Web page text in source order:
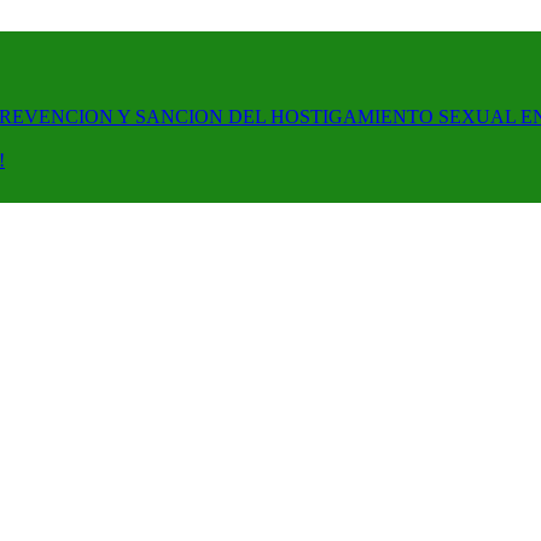
Y SANCION DEL HOSTIGAMIENTO SEXUAL